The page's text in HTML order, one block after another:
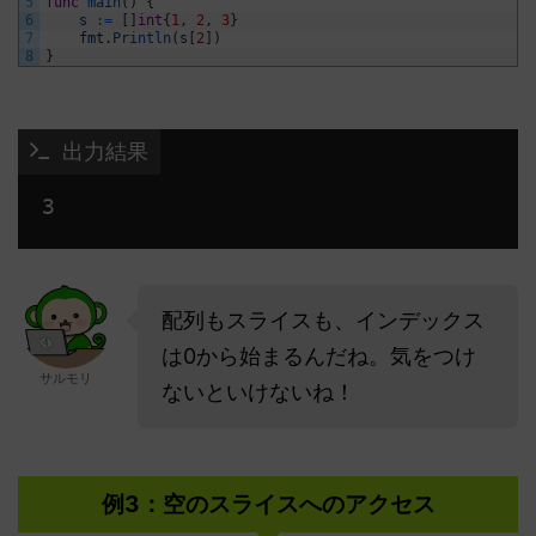
6
7
8
s
:= int{ 1 , 2 , 3 }
fmt . Println ( s 2
)
}
出力結果
3
サルモリ
配列もスライスも、インデックス
は0から始まるんだね。気をつけ
ないといけないね！
例3：空のスライスへのアクセス